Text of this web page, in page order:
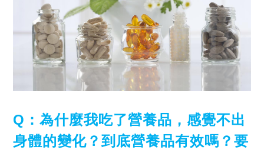
Q ：為什麼我吃了營養品，感覺不出
身體的變化？到底營養品有效嗎？要